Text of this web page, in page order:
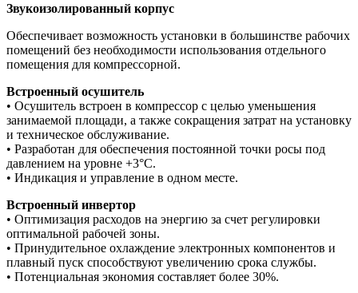
Звукоизолированный корпус
Обеспечивает возможность установки в большинстве рабочих
помещений без необходимости использования отдельного
помещения для компрессорной.
Встроенный осушитель
• Осушитель встроен в компрессор с целью уменьшения
занимаемой площади, а также сокращения затрат на установку
и техническое обслуживание.
• Разработан для обеспечения постоянной точки росы под
давлением на уровне +3°C.
• Индикация и управление в одном месте.
Встроенный инвертор
• Оптимизация расходов на энергию за счет регулировки
оптимальной рабочей зоны.
• Принудительное охлаждение электронных компонентов и
плавный пуск способствуют увеличению срока службы.
• Потенциальная экономия составляет более 30%.